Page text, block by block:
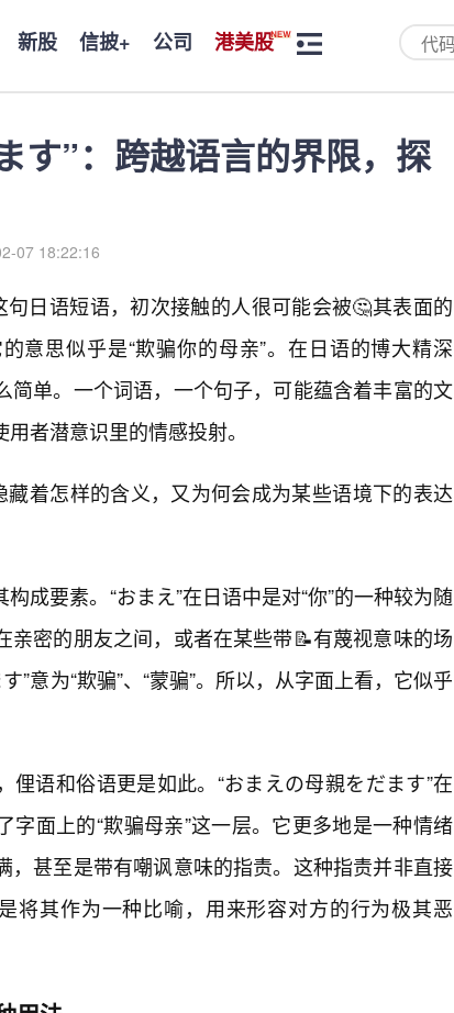
新股 信披+ 公司 港美股
す”：跨越语言的界限，探
07 18:22:16
日语短语，初次接触的人很可能会被🤔其表面的
意思似乎是“欺骗你的母亲”。在日语的博大精深
简单。一个词语，一个句子，可能蕴含着丰富的文
者潜意识里的情感投射。
藏着怎样的含义，又为何会成为某些语境下的表达
成要素。“おまえ”在日语中是对“你”的一种较为随
亲密的朋友之间，或者在某些带📝有蔑视意味的场
”意为“欺骗”、“蒙骗”。所以，从字面上看，它似乎
俚语和俗语更是如此。“おまえの母親をだます”在
字面上的“欺骗母亲”这一层。它更多地是一种情绪
，甚至是带有嘲讽意味的指责。这种指责并非直接
将其作为一种比喻，用来形容对方的行为极其恶